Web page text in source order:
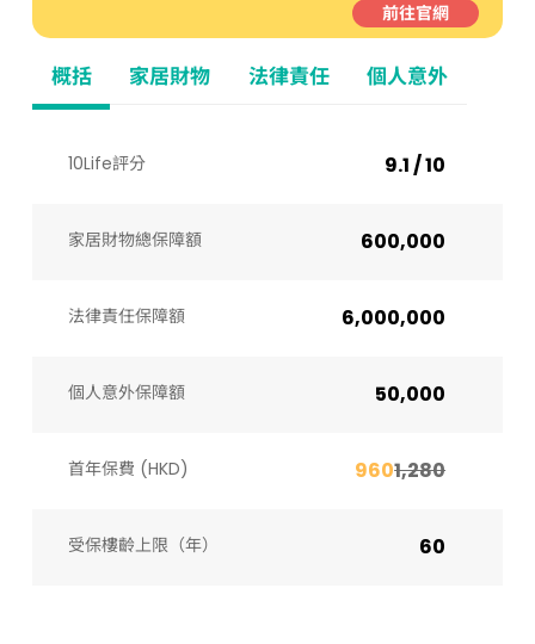
概括 家居財物 法律責任 個人意外
前往官網
10Life評分 9.1 / 10
家居財物總保障額 600,000
法律責任保障額 6,000,000
個人意外保障額 50,000
首年保費 (HKD) 9601,280
受保樓齡上限（年）​ 60